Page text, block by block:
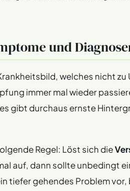
und
welches nicht
immer mal wieder
gibt durchaus ernste
Regel: Löst sich die
auf, dann sollte unbedingt
tiefer gehendes Problem vor,